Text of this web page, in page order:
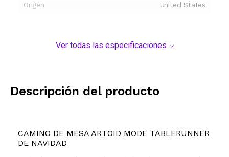
Origen United States
Ver todas las especificaciones
Descripción del producto
CAMINO DE MESA ARTOID MODE TABLERUNNER
DE NAVIDAD